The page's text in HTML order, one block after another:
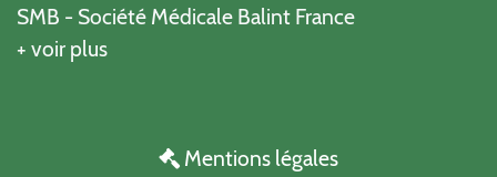
SMB - Société Médicale Balint France
+ voir plus
Mentions légales